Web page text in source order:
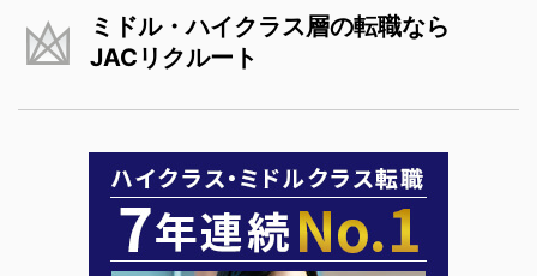
ミドル・ハイクラス層の転職なら
JACリクルート